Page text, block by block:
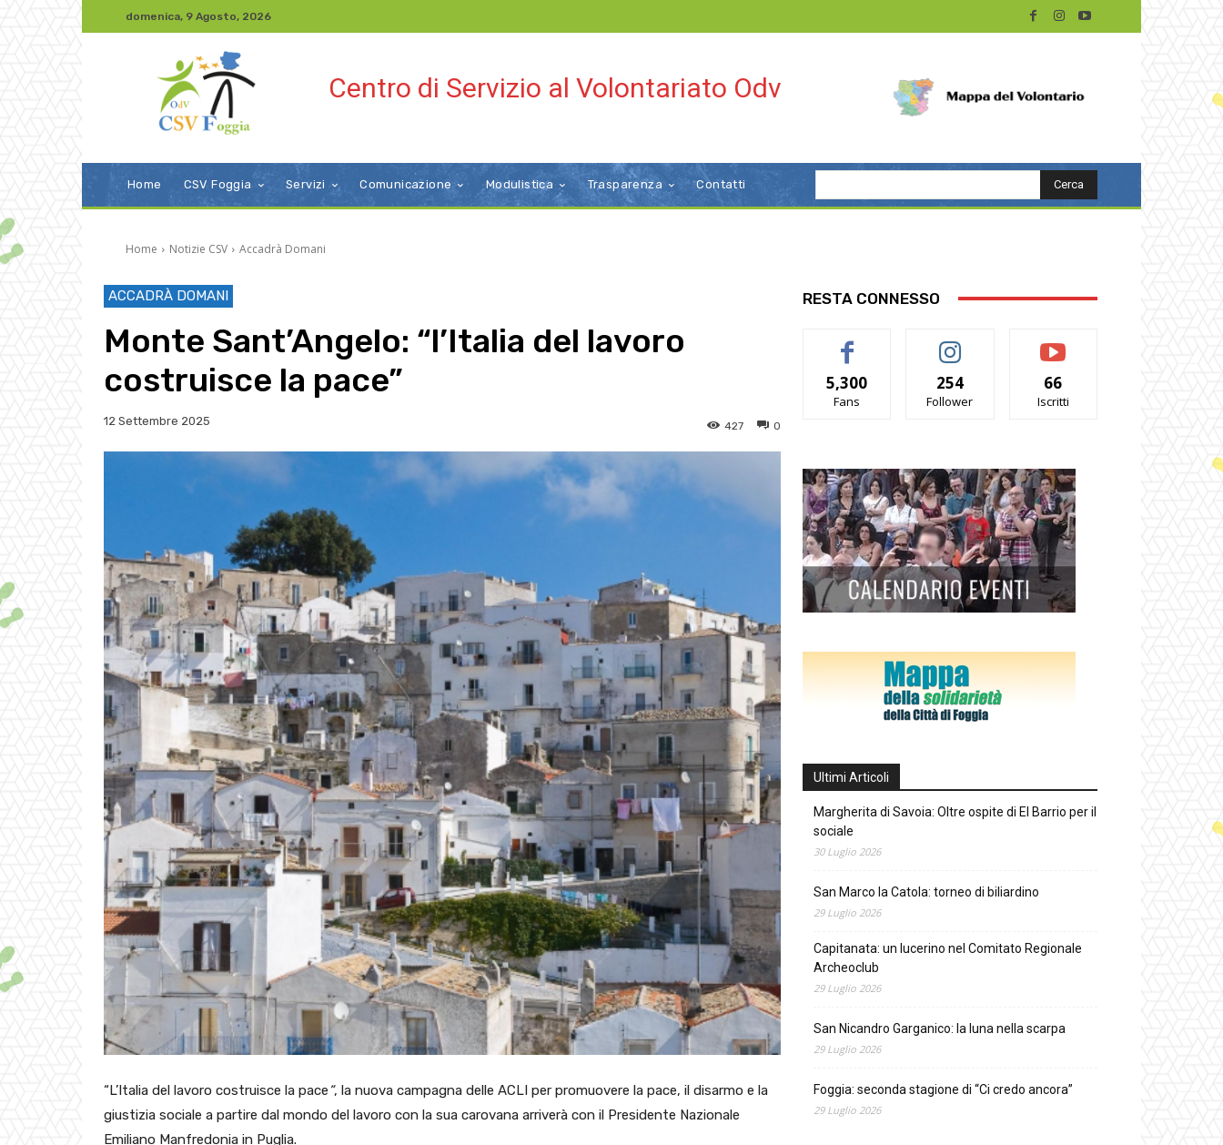
domenica, 9 Agosto, 2026
Centro di Servizio al Volontariato Odv
Home CSV Foggia Servizi Comunicazione Modulistica Trasparenza Contatti Cerca
Home Notizie CSV Accadrà Domani
ACCADRÀ DOMANI
Monte Sant’Angelo: “l’Italia del lavoro
costruisce la pace”
12 Settembre 2025 0
427
“L’Italia del lavoro costruisce la pace ”, la nuova campagna delle ACLI per promuovere la pace, il disarmo e la
giustizia sociale a partire dal mondo del lavoro con la sua carovana arriverà con il Presidente Nazionale
Emiliano Manfredonia in Puglia.
RESTA CONNESSO
5,300
Fans
254
Follower
66
Iscritti
Ultimi Articoli
Margherita di Savoia: Oltre ospite di El Barrio per il
sociale
30 Luglio 2026
San Marco la Catola: torneo di biliardino
29 Luglio 2026
Capitanata: un lucerino nel Comitato Regionale
Archeoclub
29 Luglio 2026
San Nicandro Garganico: la luna nella scarpa
29 Luglio 2026
Foggia: seconda stagione di “Ci credo ancora”
29 Luglio 2026